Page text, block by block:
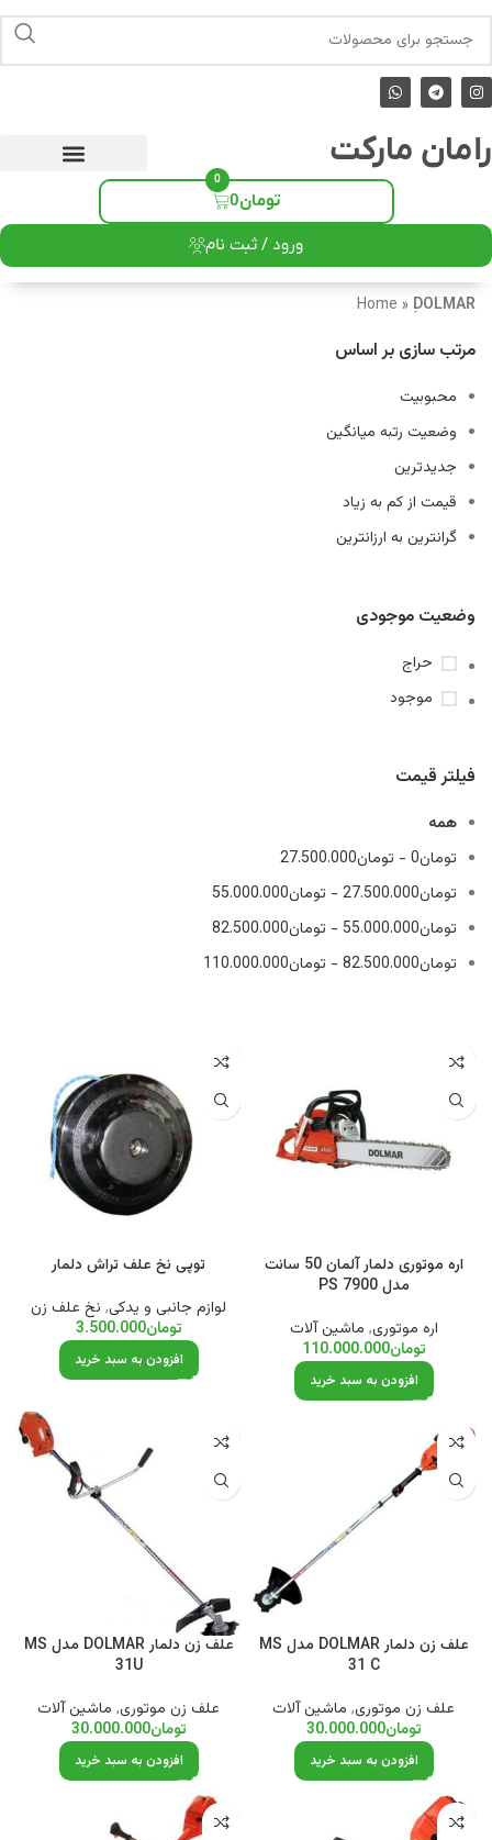
رامان مارکت
تومان0
0
ورود / ثبت نام
Home » ِDOLMAR
مرتب سازی بر اساس
محبوبیت
وضعیت رتبه میانگین
جدیدترین
قیمت از کم به زیاد
گرانترین به ارزانترین
وضعیت موجودی
حراج
موجود
فیلتر قیمت
همه
تومان0
- تومان27.500.000
تومان27.500.000
- تومان55.000.000
تومان55.000.000
- تومان82.500.000
تومان82.500.000
- تومان110.000.000
اره موتوری دلمار آلمان 50 سانت
مدل PS 7900
اره موتوری, ماشین آلات
تومان110.000.000
افزودن به سبد خرید
توپی نخ علف تراش دلمار
لوازم جانبی و یدکی, نخ علف زن
تومان3.500.000
افزودن به سبد خرید
علف زن دلمار DOLMAR مدل MS
31 C
علف زن موتوری, ماشین آلات
تومان30.000.000
افزودن به سبد خرید
علف زن دلمار DOLMAR مدل MS
31U
علف زن موتوری, ماشین آلات
تومان30.000.000
افزودن به سبد خرید